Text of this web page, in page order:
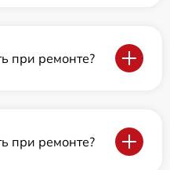
при ремонте?
при ремонте?